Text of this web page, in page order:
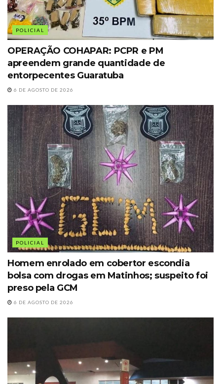
POLICIAL
OPERAÇÃO COHAPAR: PCPR e PM
apreendem grande quantidade de
entorpecentes Guaratuba
6 DE AGOSTO DE 2026
POLICIAL
Homem enrolado em cobertor escondia
bolsa com drogas em Matinhos; suspeito foi
preso pela GCM
6 DE AGOSTO DE 2026